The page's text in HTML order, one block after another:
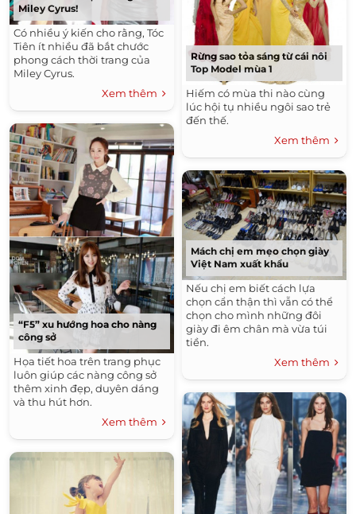
Miley Cyrus!
Có nhiều ý kiến cho rằng, Tóc
Tiên ít nhiều đã bắt chước
phong cách thời trang của
Miley Cyrus.
Xem thêm
“F5” xu hướng hoa cho nàng
công sở
Họa tiết hoa trên trang phục
luôn giúp các nàng công sở
thêm xinh đẹp, duyên dáng
và thu hút hơn.
Xem thêm
Rừng sao tỏa sáng từ cái nôi
Top Model mùa 1
Hiếm có mùa thi nào cùng
lúc hội tụ nhiều ngôi sao trẻ
đến thế.
Xem thêm
Mách chị em mẹo chọn giày
Việt Nam xuất khẩu
Nếu chị em biết cách lựa
chọn cẩn thận thì vẫn có thể
chọn cho mình những đôi
giày đi êm chân mà vừa túi
tiền.
Xem thêm